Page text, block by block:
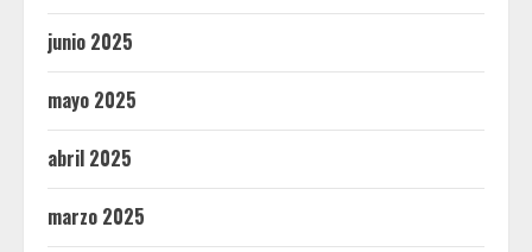
junio 2025
mayo 2025
abril 2025
marzo 2025